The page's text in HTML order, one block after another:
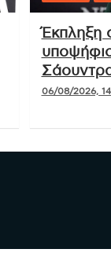
Έκπληξη
06/08/2026,